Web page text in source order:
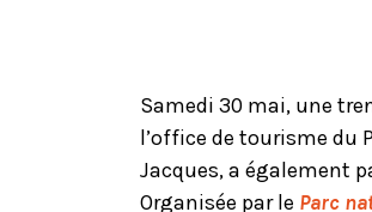
Samedi 30 mai, une
l’office de tourisme du
Jacques, a également
Organisée par le Parc